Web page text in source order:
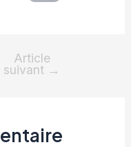
Article
suivant →